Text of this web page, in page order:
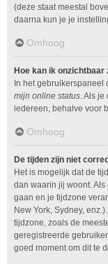
(deze staat meestal
daarna kun je je
Omhoog
Hoe kan ik
In het
mijn online status. Als
iedereen, behalve voor
Omhoog
De tijden zijn niet
Het is mogelijk dat de
dan waarin jij woont. Als
gaan en je tijdzone
New York, Sydney,
tijdzone, zoals de
geregistreerde
goed moment om dit te